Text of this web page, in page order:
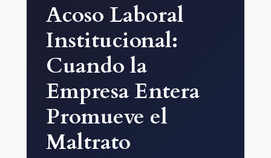
Acoso Laboral
Institucional:
Cuando la
Empresa Entera
Promueve el
Maltrato